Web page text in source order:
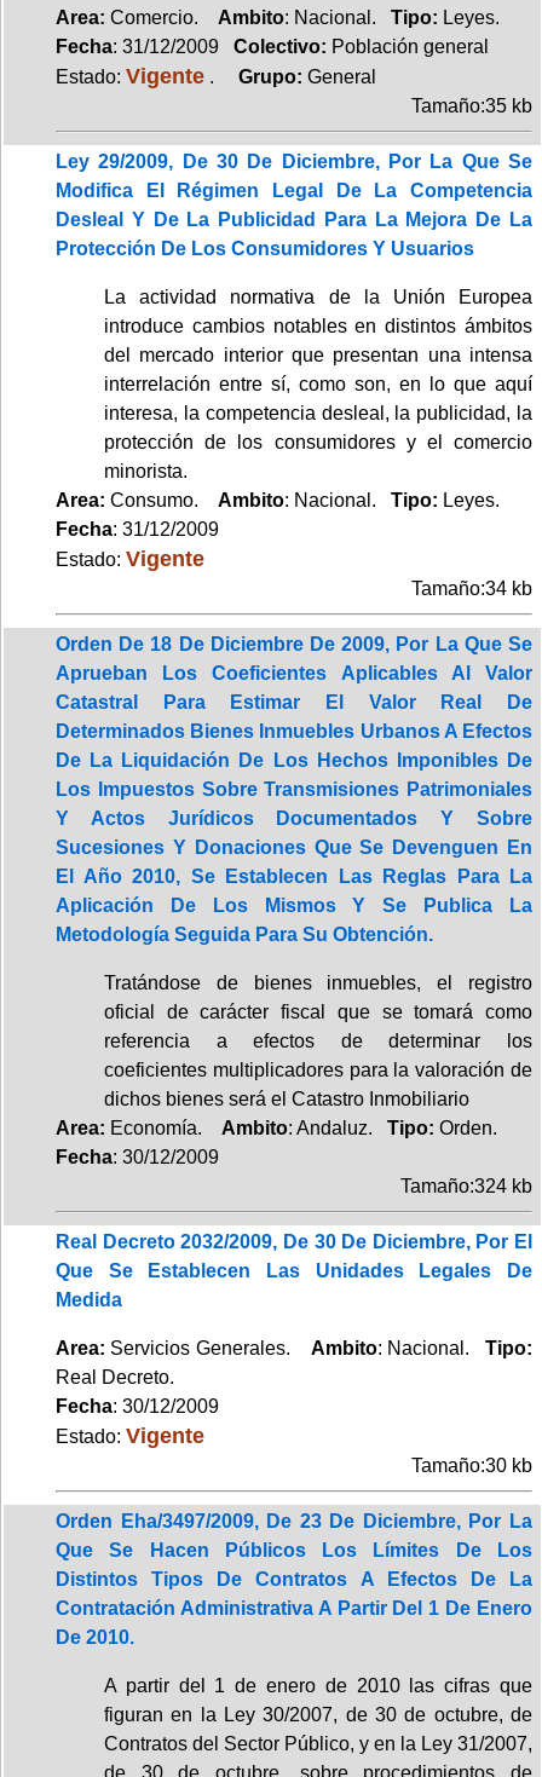
Area: Comercio. Ambito: Nacional. Tipo: Leyes.
Fecha: 31/12/2009 Colectivo: Población general
Estado: Vigente . Grupo: General
Tamaño:35 kb
Ley 29/2009, De 30 De Diciembre, Por La Que Se
Modifica El Régimen Legal De La Competencia
Desleal Y De La Publicidad Para La Mejora De La
Protección De Los Consumidores Y Usuarios
La actividad normativa de la Unión Europea
introduce cambios notables en distintos ámbitos
del mercado interior que presentan una intensa
interrelación entre sí, como son, en lo que aquí
interesa, la competencia desleal, la publicidad, la
protección de los consumidores y el comercio
minorista.
Area: Consumo. Ambito: Nacional. Tipo: Leyes.
Fecha: 31/12/2009
Estado: Vigente
Tamaño:34 kb
Orden De 18 De Diciembre De 2009, Por La Que Se
Aprueban Los Coeficientes Aplicables Al Valor
Catastral Para Estimar El Valor Real De
Determinados Bienes Inmuebles Urbanos A Efectos
De La Liquidación De Los Hechos Imponibles De
Los Impuestos Sobre Transmisiones Patrimoniales
Y Actos Jurídicos Documentados Y Sobre
Sucesiones Y Donaciones Que Se Devenguen En
El Año 2010, Se Establecen Las Reglas Para La
Aplicación De Los Mismos Y Se Publica La
Metodología Seguida Para Su Obtención.
Tratándose de bienes inmuebles, el registro
oficial de carácter fiscal que se tomará como
referencia a efectos de determinar los
coeficientes multiplicadores para la valoración de
dichos bienes será el Catastro Inmobiliario
Area: Economía. Ambito: Andaluz. Tipo: Orden.
Fecha: 30/12/2009
Tamaño:324 kb
Real Decreto 2032/2009, De 30 De Diciembre, Por El
Que Se Establecen Las Unidades Legales De
Medida
Area: Servicios Generales. Ambito: Nacional.Tipo:
Real Decreto.
Fecha: 30/12/2009
Estado: Vigente
Tamaño:30 kb
Orden Eha/3497/2009, De 23 De Diciembre, Por La
Que Se Hacen Públicos Los Límites De Los
Distintos Tipos De Contratos A Efectos De La
Contratación Administrativa A Partir Del 1 De Enero
De 2010.
A partir del 1 de enero de 2010 las cifras que
figuran en la Ley 30/2007, de 30 de octubre, de
Contratos del Sector Público, y en la Ley 31/2007,
de 30 de octubre, sobre procedimientos de